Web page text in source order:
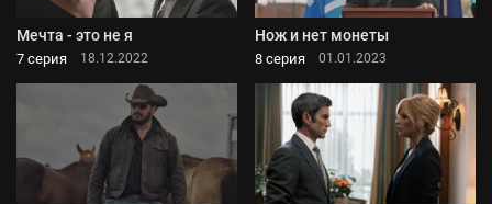
Мечта - это не я
7 серия 18.12.2022
Нож и нет монеты
8 серия 01.01.2023